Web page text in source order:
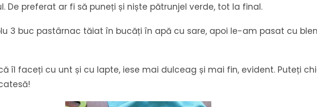
De preferat ar fi să puneți și niște pătrunjel verde, tot la final.
3 buc pastârnac tăiat în bucăți în apă cu sare, apoi le-am pasat cu
îl faceți cu unt și cu lapte, iese mai dulceag și mai fin, evident. Puteți